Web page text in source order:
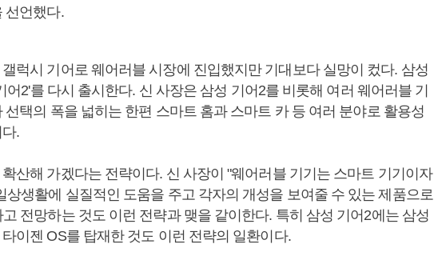
선언했다.
럭시 기어로 웨어러블 시장에 진입했지만 기대보다 실망이 컸다. 삼성
어2'를 다시 출시한다. 신 사장은 삼성 기어2를 비롯해 여러 웨어러블 기
선택의 폭을 넓히는 한편 스마트 홈과 스마트 카 등 여러 분야로 활용성
.
산해 가겠다는 전략이다. 신 사장이 "웨어러블 기기는 스마트 기기이자
상생활에 실질적인 도움을 주고 각자의 개성을 보여줄 수 있는 제품으로
전망하는 것도 이런 전략과 맺을 같이한다. 특히 삼성 기어2에는 삼성
이젠 OS를 탑재한 것도 이런 전략의 일환이다.